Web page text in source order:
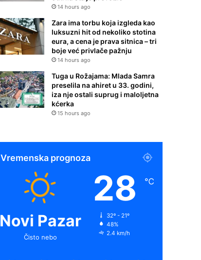
14 hours ago
Zara ima torbu koja izgleda kao
luksuzni hit od nekoliko stotina
eura, a cena je prava sitnica – tri
boje već privlače pažnju
14 hours ago
Tuga u Rožajama: Mlada Samra
preselila na ahiret u 33. godini,
iza nje ostali suprug i maloljetna
kćerka
15 hours ago
Vremenska prognoza
Novi Pazar
Čisto nebo
28 ℃
32º - 21º
48%
2.4 km/h